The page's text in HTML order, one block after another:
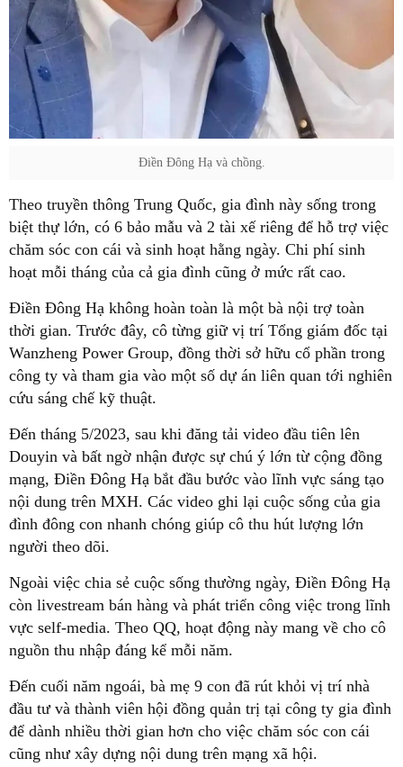
Điền Đông Hạ và chồng.
Theo truyền thông Trung Quốc, gia đình này sống trong
biệt thự lớn, có 6 bảo mẫu và 2 tài xế riêng để hỗ trợ việc
chăm sóc con cái và sinh hoạt hằng ngày. Chi phí sinh
hoạt mỗi tháng của cả gia đình cũng ở mức rất cao.
Điền Đông Hạ không hoàn toàn là một bà nội trợ toàn
thời gian. Trước đây, cô từng giữ vị trí Tổng giám đốc tại
Wanzheng Power Group, đồng thời sở hữu cổ phần trong
công ty và tham gia vào một số dự án liên quan tới nghiên
cứu sáng chế kỹ thuật.
Đến tháng 5/2023, sau khi đăng tải video đầu tiên lên
Douyin và bất ngờ nhận được sự chú ý lớn từ cộng đồng
mạng, Điền Đông Hạ bắt đầu bước vào lĩnh vực sáng tạo
nội dung trên MXH. Các video ghi lại cuộc sống của gia
đình đông con nhanh chóng giúp cô thu hút lượng lớn
người theo dõi.
Ngoài việc chia sẻ cuộc sống thường ngày, Điền Đông Hạ
còn livestream bán hàng và phát triển công việc trong lĩnh
vực self-media. Theo QQ, hoạt động này mang về cho cô
nguồn thu nhập đáng kể mỗi năm.
Đến cuối năm ngoái, bà mẹ 9 con đã rút khỏi vị trí nhà
đầu tư và thành viên hội đồng quản trị tại công ty gia đình
để dành nhiều thời gian hơn cho việc chăm sóc con cái
cũng như xây dựng nội dung trên mạng xã hội.